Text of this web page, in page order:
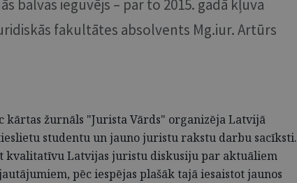
balvas ieguvējs – par to 2015. gadā kļuva
fakultātes absolvents Mg.iur. Artūrs
kārtas žurnāls "Jurista Vārds" organizēja Latvijā
studentu un jauno juristu rakstu darbu sacīksti.
kvalitatīvu Latvijas juristu diskusiju par aktuāliem
pēc iespējas plašāk tajā iesaistot jaunos